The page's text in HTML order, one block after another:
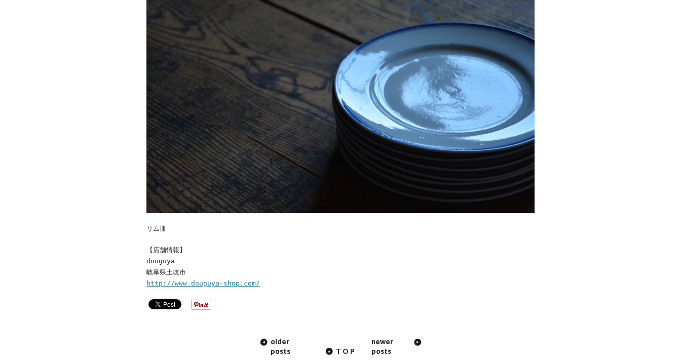
リム皿
【店舗情報】
douguya
岐阜県土岐市
http://www.douguya-shop.com/
older
posts
TOP
newer
posts